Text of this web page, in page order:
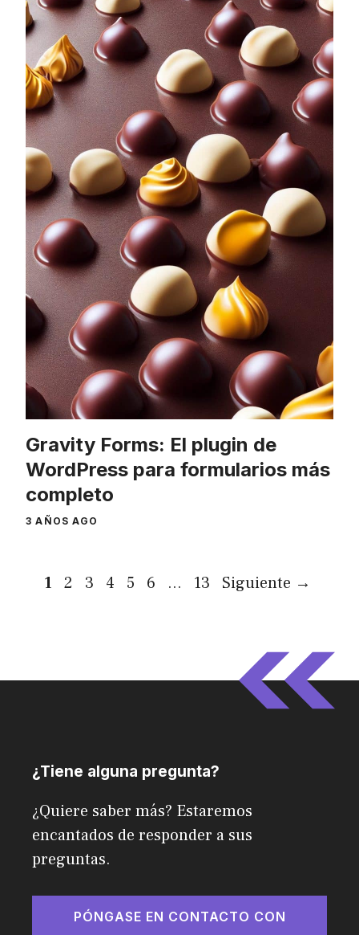
Gravity Forms: El plugin de
WordPress para formularios más
completo
3 AÑOS AGO
Página
1 Página
2 Página
3 Página
4 Página
5 Página
6 … Página
13 Siguiente →
¿Tiene alguna pregunta?
¿Quiere saber más? Estaremos
encantados de responder a sus
preguntas.
PÓNGASE EN CONTACTO CON